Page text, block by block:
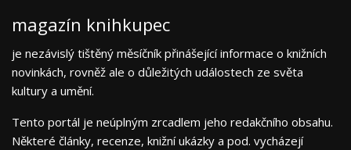
magazín knihkupec
je nezávislý tištěný měsíčník přinášející informace o knižních
novinkách, rovněž ale o důležitých událostech ze světa
kultury a umění.
Tento portál je neúplným zrcadlem jeho redakčního obsahu.
Některé články, recenze, knižní ukázky a pod. vycházejí